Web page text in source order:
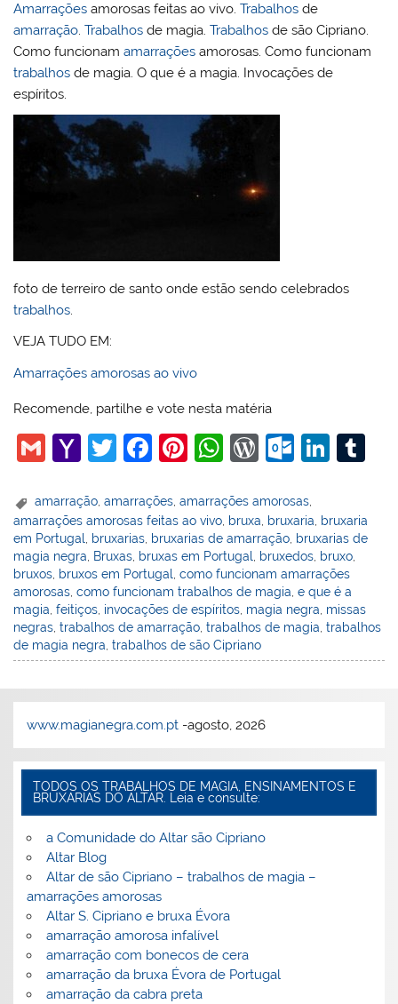
ai
l
h
o
o
M
ai
l
itt
er
c
e
b
o
k
er
e
st
at
s
A
p
p
d
Pr
e
ss
lo
o
k.
k
e
dI
m
bl
Amarrações amorosas feitas ao vivo.Trabalhos de
amarração.Trabalhos de magia.Trabalhos de são Cipriano.
Como funcionamamarrações amorosas. Como funcionam
trabalhos de magia. O que é a magia. Invocações de
espíritos.
foto de terreiro de santo onde estão sendo celebrados
trabalhos.
VEJA TUDO EM:
Amarrações amorosas ao vivo
Recomende, partilhe e vote nesta matéria
G
ai
l
Y
h
o
o
M
ai
l
T
itt
er
F
c
e
b
o
o
k
Pi
er
e
st
W
at
s
A
p
p
W
d
Pr
e
ss
O
lo
o
k.
c
o
Li
e
dI
n
bl
amarração,amarrações,amarrações amorosas,
amarrações amorosas feitas ao vivo bruxa bruxaria
bruxaria
em Portugal
bruxarias bruxarias de amarração bruxarias de
magia negra
Bruxas bruxas em Portugal bruxedos bruxo
bruxos bruxos em Portugal ,como funcionam amarrações
amorosas ,como funcionam trabalhos de magia ,e que é a
magia ,feitiços invocações de espíritos magia negra missas
negras ,trabalhos de amarração ,trabalhos de magia ,trabalhos
de magia negra ,trabalhos de são Cipriano
www.magianegra.com.pt -agosto, 2026
TODOS OS TRABALHOS DE MAGIA, ENSINAMENTOS E
BRUXARIAS DO ALTAR. Leia e consulte:
a Comunidade do Altar são Cipriano
Altar Blog
Altar de são Cipriano – trabalhos de magia –
amarrações amorosas
Altar S. Cipriano e bruxa Évora
amarração amorosa infalível
amarração com bonecos de cera
amarração da bruxa Évora de Portugal
amarração da cabra preta